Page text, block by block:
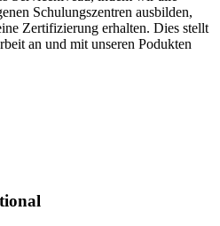
Schulungszentren ausbilden,
Zertifizierung erhalten. Dies stellt
an und mit unseren Podukten